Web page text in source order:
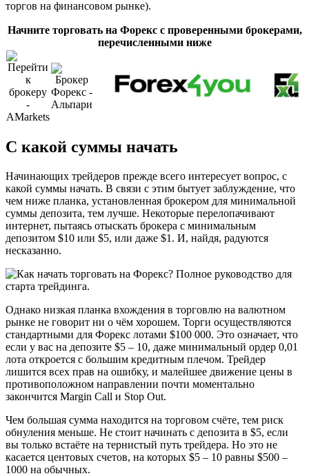
торгов на финансовом рынке).
Начните торговать на Форекс с проверенными брокерами,
перечисленными ниже
С какой суммы начать
Начинающих трейдеров прежде всего интересует вопрос, с
какой суммы начать. В связи с этим бытует заблуждение, что
чем ниже планка, установленная брокером для минимальной
суммы депозита, тем лучше. Некоторые перелопачивают
интернет, пытаясь отыскать брокера с минимальным
депозитом $10 или $5, или даже $1. И, найдя, радуются
несказанно.
Однако низкая планка вхождения в торговлю на валютном
рынке не говорит ни о чём хорошем. Торги осуществляются
стандартными для Форекс лотами $100 000. Это означает, что
если у вас на депозите $5 – 10, даже минимальный ордер 0,01
лота откроется с большим кредитным плечом. Трейдер
лишится всех прав на ошибку, и малейшее движение цены в
противоположном направлении почти моментально
закончится Margin Call и Stop Out.
Чем большая сумма находится на торговом счёте, тем риск
обнуления меньше. Не стоит начинать с депозита в $5, если
вы только встаёте на тернистый путь трейдера. Но это не
касается центовых счетов, на которых $5 – 10 равны $500 –
1000 на обычных.